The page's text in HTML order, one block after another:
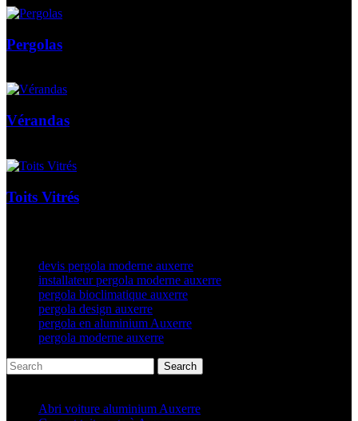
Pergolas
Vérandas
Toits Vitrés
devis pergola moderne auxerre
installateur pergola moderne auxerre
pergola bioclimatique auxerre
pergola design auxerre
pergola en aluminium Auxerre
pergola moderne auxerre
Search
Abri voiture aluminium Auxerre